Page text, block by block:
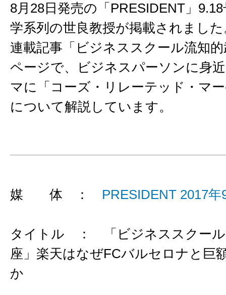
8月28日発売の「PRESIDENT」
学系列の世良教授が掲載されまし
連載記事「ビジネススクール流知
ページで、ビジネスパーソンに身
マに「コーズ・リレーテッド・マ
について解説しています。
媒 体 ： PRESIDENT 2017年
タイトル ： 「ビジネススクール
座」楽天はなぜFCバルセロナと巨
か